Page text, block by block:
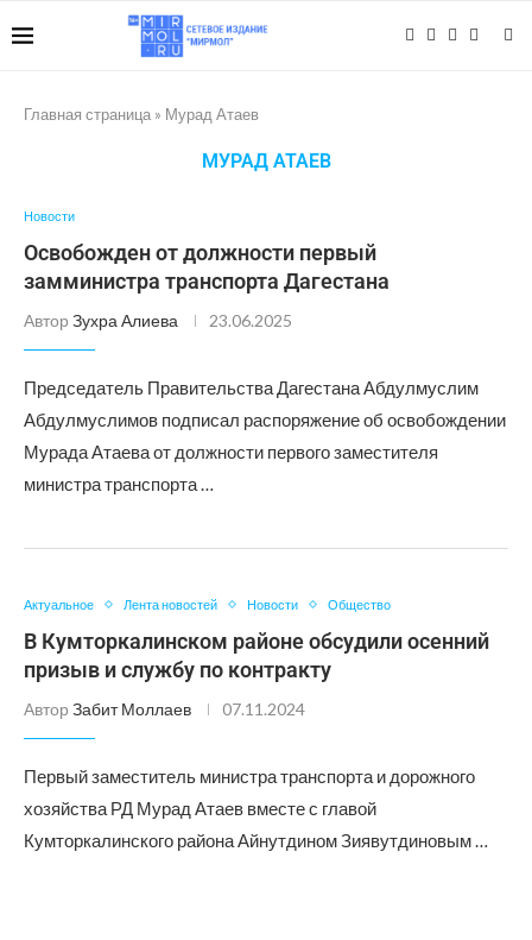
Главная страница » Мурад Атаев
МУРАД АТАЕВ
Новости
Освобожден от должности первый
замминистра транспорта Дагестана
Автор Зухра Алиева 23.06.2025
Председатель Правительства Дагестана Абдулмуслим
Абдулмуслимов подписал распоряжение об освобождении
Мурада Атаева от должности первого заместителя
министра транспорта …
Актуальное Лента новостей Новости Общество
В Кумторкалинском районе обсудили осенний
призыв и службу по контракту
Автор Забит Моллаев 07.11.2024
Первый заместитель министра транспорта и дорожного
хозяйства РД Мурад Атаев вместе с главой
Кумторкалинского района Айнутдином Зиявутдиновым …